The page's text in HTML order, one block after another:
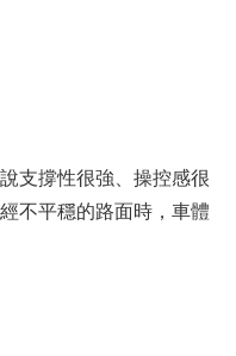
支撐性很強、操控感很
不平穩的路面時，車體